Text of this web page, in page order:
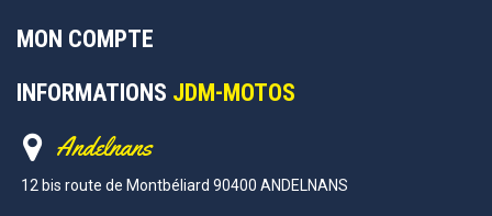
MON COMPTE
INFORMATIONS JDM-MOTOS
Andelnans
12 bis route de Montbéliard 90400 ANDELNANS